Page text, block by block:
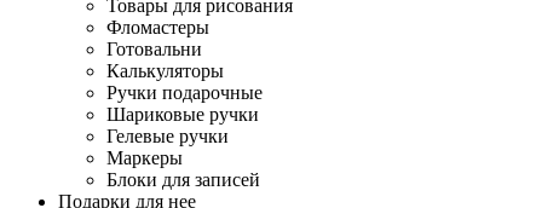
Товары для рисования
Фломастеры
Готовальни
Калькуляторы
Ручки подарочные
Шариковые ручки
Гелевые ручки
Маркеры
Блоки для записей
Подарки для нее